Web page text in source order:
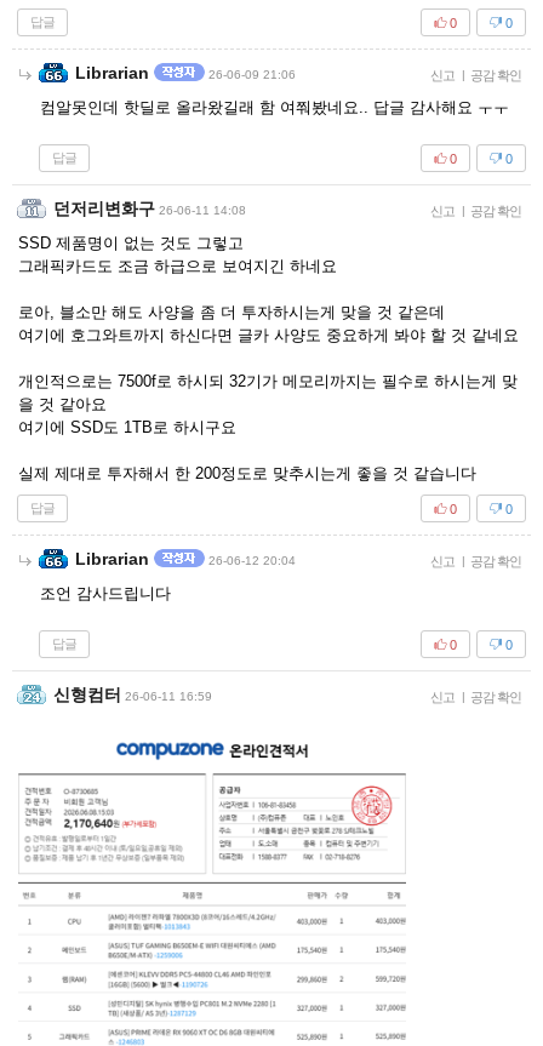
답글 0
0
Librarian 26-06-09 21:06 신고 | 공감 확인
컴알못인데 핫딜로 올라왔길래 함 여쭤봤네요.. 답글 감사해요 ㅜㅜ
답글 0
0
던저리변화구 26-06-11 14:08 신고 | 공감 확인
SSD 제품명이 없는 것도 그렇고
그래픽카드도 조금 하급으로 보여지긴 하네요
로아, 블소만 해도 사양을 좀 더 투자하시는게 맞을 것 같은데
여기에 호그와트까지 하신다면 글카 사양도 중요하게 봐야 할 것 같네요
개인적으로는 7500f로 하시되 32기가 메모리까지는 필수로 하시는게 맞
을 것 같아요
여기에 SSD도 1TB로 하시구요
실제 제대로 투자해서 한 200정도로 맞추시는게 좋을 것 같습니다
답글 0
0
Librarian 26-06-12 20:04 신고 | 공감 확인
조언 감사드립니다
답글 0
0
신형컴터 26-06-11 16:59 신고 | 공감 확인